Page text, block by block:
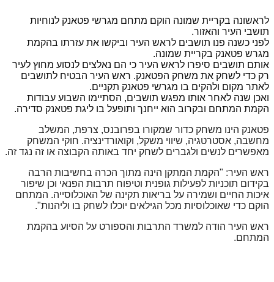
לראשונה בקריית שמונה הוקם מתחם מגרשי פטאנק לנוחיות
תושבי העיר והאזור.
לפני כשנה פנו תושבים לראש העיר וביקשו את עזרתו בהקמת
מגרש פטאנק בקריית שמונה.
אותם תושבים סיפרו לראש העיר כי הם נאלצים לנסוע מחוץ לעיר
רק כדי לשחק את משחק הפטאנק. ראש העיר הבטיח לתושבים
לאתר מקום ולהקים בו מגרשי פטאנק תקניים.
ואכן שנה לאחר אותו מפגש תושבים, הסתיימו השבוע עבודות
הקמת המתחם ובקרוב הוא ייחנך ותופעל בו ליגת פטאנק סדירה.
פטאנק הינו משחק כדור שמקורו בפרובנס, צרפת, המשלב
מחשבה, אסטרטגיה, שיווי משקל, וקואורדינציה. חוקי המשחק
מאפשרים לנשים ולגברים לשחק יחד באותה הקבוצה או זה נגד זה.
ראש העיר: "הקמת המתקן הינה מתוך הכרה בחשיבות הרבה
בקידום תוכניות לפעילות גופנית וטיפוח תרבות הפנאי וכן שיפור
איכות החיים ושמירה על בריאות תקינה של האוכלוסייה. המתחם
הוקם כדי שאוכלוסיות מכל הגילאים יוכלו לשחק בו וליהנות".
ראש העיר הודה למשרד התרבות והספורט על הסיוע בהקמת
המתחם.